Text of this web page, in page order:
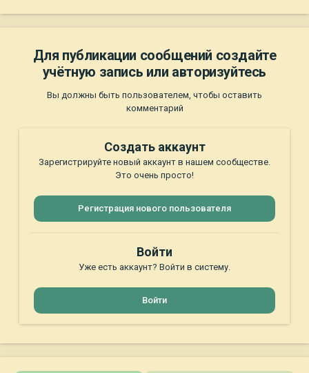
Для публикации сообщений создайте
учётную запись или авторизуйтесь
Вы должны быть пользователем, чтобы оставить
комментарий
Создать аккаунт
Зарегистрируйте новый аккаунт в нашем сообществе.
Это очень просто!
Регистрация нового пользователя
Войти
Уже есть аккаунт? Войти в систему.
Войти